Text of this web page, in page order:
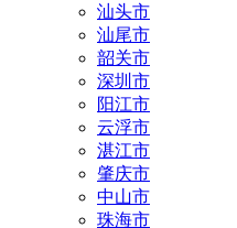
汕头市
汕尾市
韶关市
深圳市
阳江市
云浮市
湛江市
肇庆市
中山市
珠海市